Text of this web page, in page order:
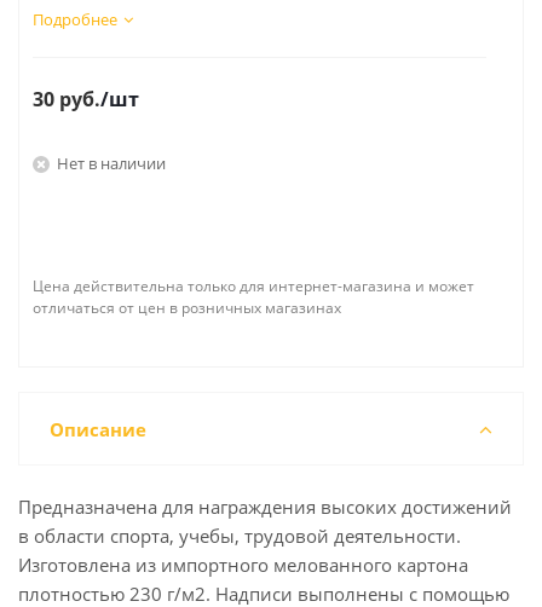
Подробнее
30 руб./шт
Нет в наличии
Цена действительна только для интернет-магазина и может
отличаться от цен в розничных магазинах
Описание
Предназначена для награждения высоких достижений
в области спорта, учебы, трудовой деятельности.
Изготовлена из импортного мелованного картона
плотностью 230 г/м2. Надписи выполнены с помощью